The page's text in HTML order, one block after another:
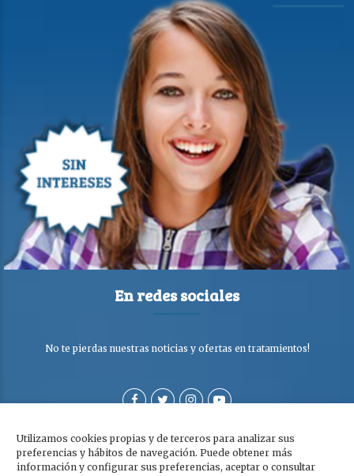
Utilizamos cookies propias y de terceros para analizar sus
preferencias y hábitos de navegación. Puede obtener más
información y configurar sus preferencias, aceptar o consultar
En redes sociales
No te pierdas nuestras noticias y ofertas en tratamientos!